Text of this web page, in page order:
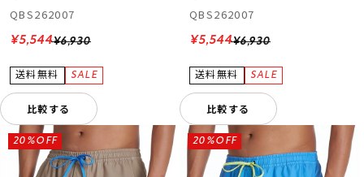
QBS262007
¥6,930
¥5,544
比較する
QBS262007
¥6,930
¥5,544
比較する
20%OFF 20%OFF